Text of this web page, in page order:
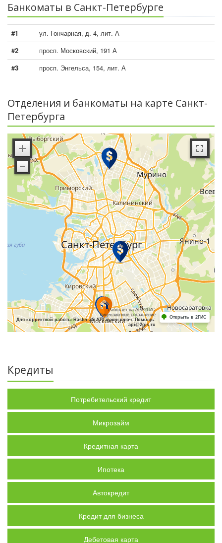
Банкоматы в Санкт-Петербурге
#1
ул. Гончарная, д. 4, лит. А
#2
просп. Московский, 191 А
#3
просп. Энгельса, 154, лит. А
Отделения и банкоматы на карте Санкт-
Петербурга
Работает на API 2ГИС
Лицензионное соглашение
Для корректной работы Raster JS API нужен ключ. Помощь:
api@2gis.ru
Открыть в 2ГИС
Кредиты
Потребительский кредит
Микрозайм
Кредитная карта
Ипотека
Автокредит
Кредит для бизнеса
Дебетовая карта